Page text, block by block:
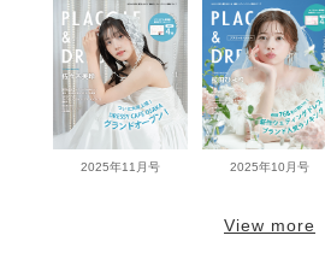
2025年11月号 2025年10月号
View more